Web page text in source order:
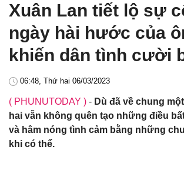
Xuân Lan tiết lộ sự
ngày hài hước của
khiến dân tình cười
06:48, Thứ hai 06/03/2023
( PHUNUTODAY ) - Dù đã về chung
hai vẫn không quên tạo những điều
và hâm nóng tình cảm bằng những
khi có thể.